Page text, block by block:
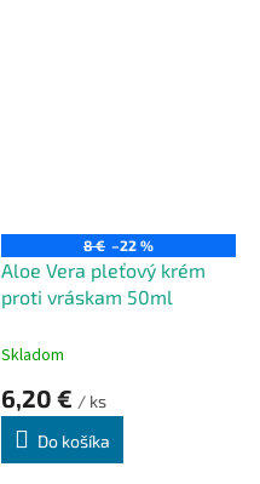
8 € –22 %
Aloe Vera pleťový krém
proti vráskam 50ml
Skladom
6,20 € / ks
Do košíka